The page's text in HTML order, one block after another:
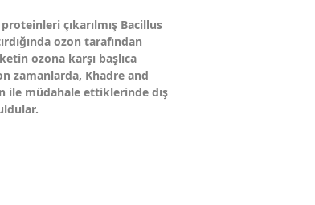
çıkarılmış Bacillus
ozon tarafından
ozona karşı başlıca
zamanlarda, Khadre and
ile müdahale ettiklerinde dış